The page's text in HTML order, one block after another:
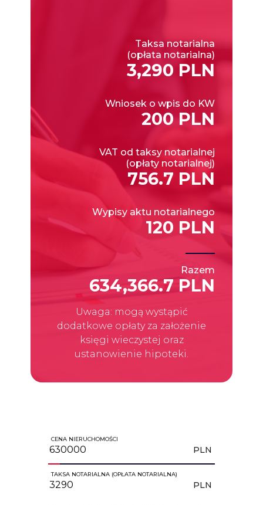
Taksa notarialna
(opłata notarialna)
3,290 PLN
Wniosek o wpis do KW
200 PLN
VAT od taksy notarialnej
(opłaty notarialnej)
756.7 PLN
Wypisy aktu notarialnego
120 PLN
Razem
634,366.7 PLN
Uwaga: mogą wystąpić
dodatkowe opłaty za założenie
księgi wieczystej oraz
ustanowienie hipoteki.
CENA NIERUCHOMOŚCI
PLN
TAKSA NOTARIALNA (OPŁATA NOTARIALNA)
PLN